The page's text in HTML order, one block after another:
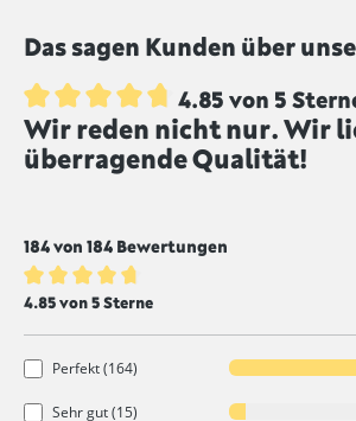
gekennzeichnet sind, werden
Das sagen Kunden über
Durchschnittliche Bewertung von 4.8 von
4.85 von 5
Wir reden nicht nur. Wir
überragende Qualität!
184 von 184 Bewertungen
Durchschnittliche Bewertung von 4.8 von
4.85 von 5 Sterne
Perfekt (164)
Sehr gut (15)